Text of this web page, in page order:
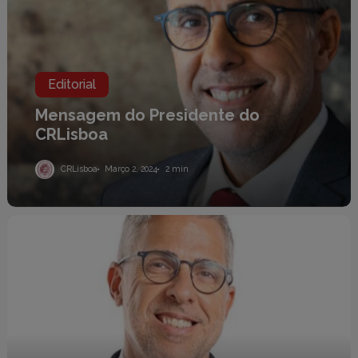
Editorial
Mensagem do Presidente do
CRLisboa
CRLisboa Março 2, 2024 2 min